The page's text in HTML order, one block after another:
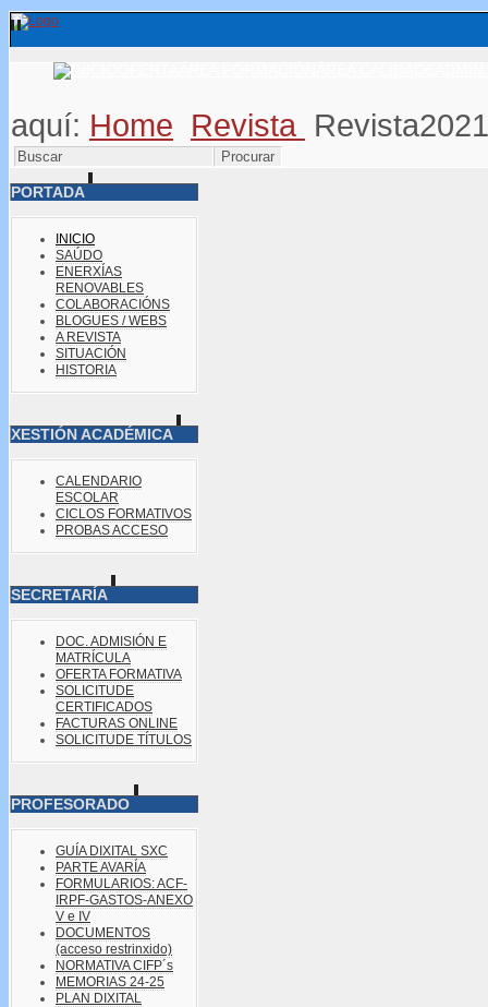
aquí: Home Revista Revista2021
PORTADA
INICIO
SAÚDO
ENERXÍAS
RENOVABLES
COLABORACIÓNS
BLOGUES / WEBS
A REVISTA
SITUACIÓN
HISTORIA
XESTIÓN ACADÉMICA
CALENDARIO
ESCOLAR
CICLOS FORMATIVOS
PROBAS ACCESO
SECRETARÍA
DOC. ADMISIÓN E
MATRÍCULA
OFERTA FORMATIVA
SOLICITUDE
CERTIFICADOS
FACTURAS ONLINE
SOLICITUDE TÍTULOS
PROFESORADO
GUÍA DIXITAL SXC
PARTE AVARÍA
FORMULARIOS: ACF-
IRPF-GASTOS-ANEXO
V e IV
DOCUMENTOS
(acceso restrinxido)
NORMATIVA CIFP´s
MEMORIAS 24-25
PLAN DIXITAL